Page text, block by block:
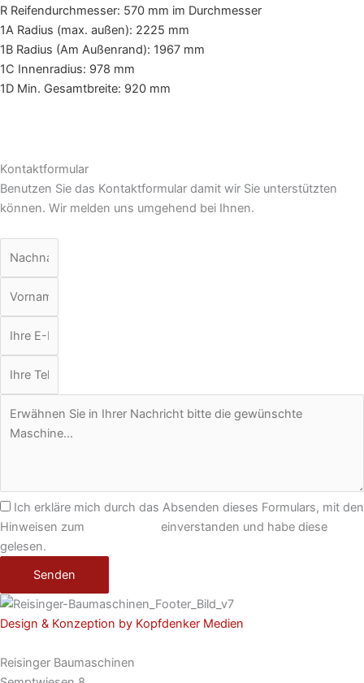
R Reifendurchmesser: 570 mm im Durchmesser
1A Radius (max. außen): 2225 mm
1B Radius (Am Außenrand): 1967 mm
1C Innenradius: 978 mm
1D Min. Gesamtbreite: 920 mm
Kontaktformular
Benutzen Sie das Kontaktformular damit wir Sie unterstützten
können. Wir melden uns umgehend bei Ihnen.
Ich erkläre mich durch das Absenden dieses Formulars, mit den
Hinweisen zum
einverstanden und habe diese
gelesen.
Senden
Design & Konzeption by Kopfdenker Medien
Reisinger Baumaschinen